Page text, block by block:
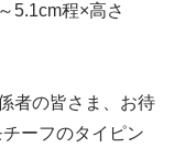
5.1cm程×高さ
者の皆さま、お待
ーフのタイピン